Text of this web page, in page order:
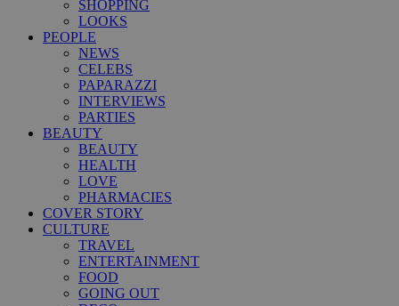
SHOPPING
LOOKS
PEOPLE
NEWS
CELEBS
PAPARAZZI
INTERVIEWS
PARTIES
BEAUTY
BEAUTY
HEALTH
LOVE
PHARMACIES
COVER STORY
CULTURE
TRAVEL
ENTERTAINMENT
FOOD
GOING OUT